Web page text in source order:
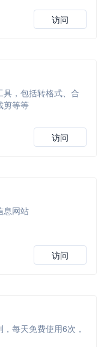
访问
，包括转格式、合
剪等等
访问
息网站
访问
每天免费使用6次，